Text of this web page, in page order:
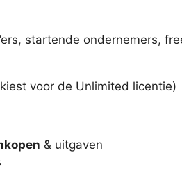
startende ondernemers,
voor de Unlimited licentie)
& uitgaven